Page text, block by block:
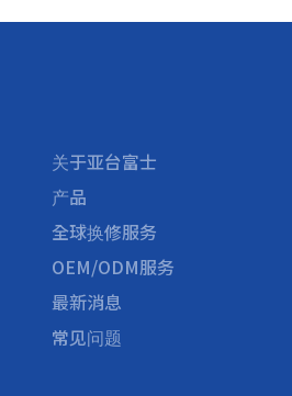
关于亚台富士
产品
全球换修服务
OEM/ODM服务
最新消息
常见问题